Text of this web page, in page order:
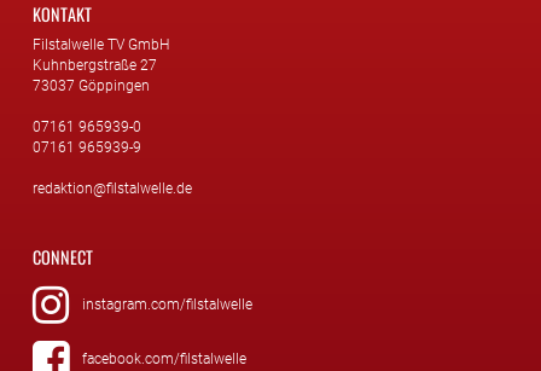
KONTAKT
Filstalwelle TV GmbH
Kuhnbergstraße 27
73037 Göppingen
07161 965939-0
07161 965939-9
redaktion@filstalwelle.de
CONNECT
instagram.com/filstalwelle
facebook.com/filstalwelle